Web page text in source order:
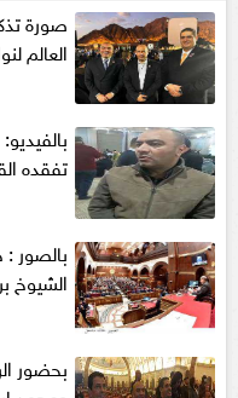
صورة
العالم
تفقده
بالصور
الشيوخ
بحضور